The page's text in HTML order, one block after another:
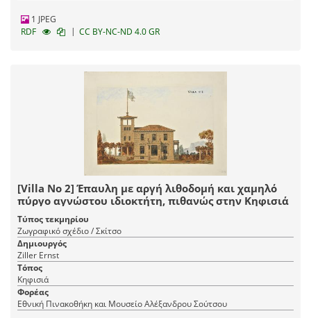
1 JPEG
RDF
| CC BY-NC-ND 4.0 GR
[Villa Nο 2] Έπαυλη με αργή λιθοδομή και χαμηλό
πύργο αγνώστου ιδιοκτήτη, πιθανώς στην Κηφισιά
Τύπος τεκμηρίου
Ζωγραφικό σχέδιο / Σκίτσο
Δημιουργός
Ziller Ernst
Τόπος
Κηφισιά
Φορέας
Εθνική Πινακοθήκη και Μουσείο Αλέξανδρου Σούτσου